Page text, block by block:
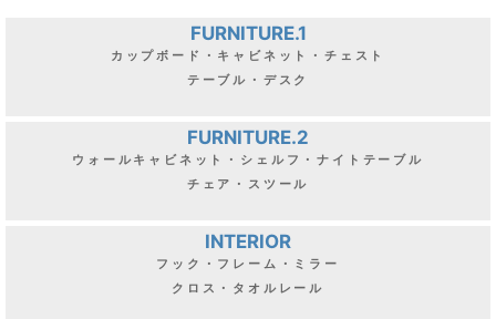
FURNITURE.1
カップボード・キャビネット・チェスト
テーブル・デスク
FURNITURE.2
ウォールキャビネット・シェルフ・ナイトテーブル
チェア・スツール
INTERIOR
フック・フレーム・ミラー
クロス・タオルレール